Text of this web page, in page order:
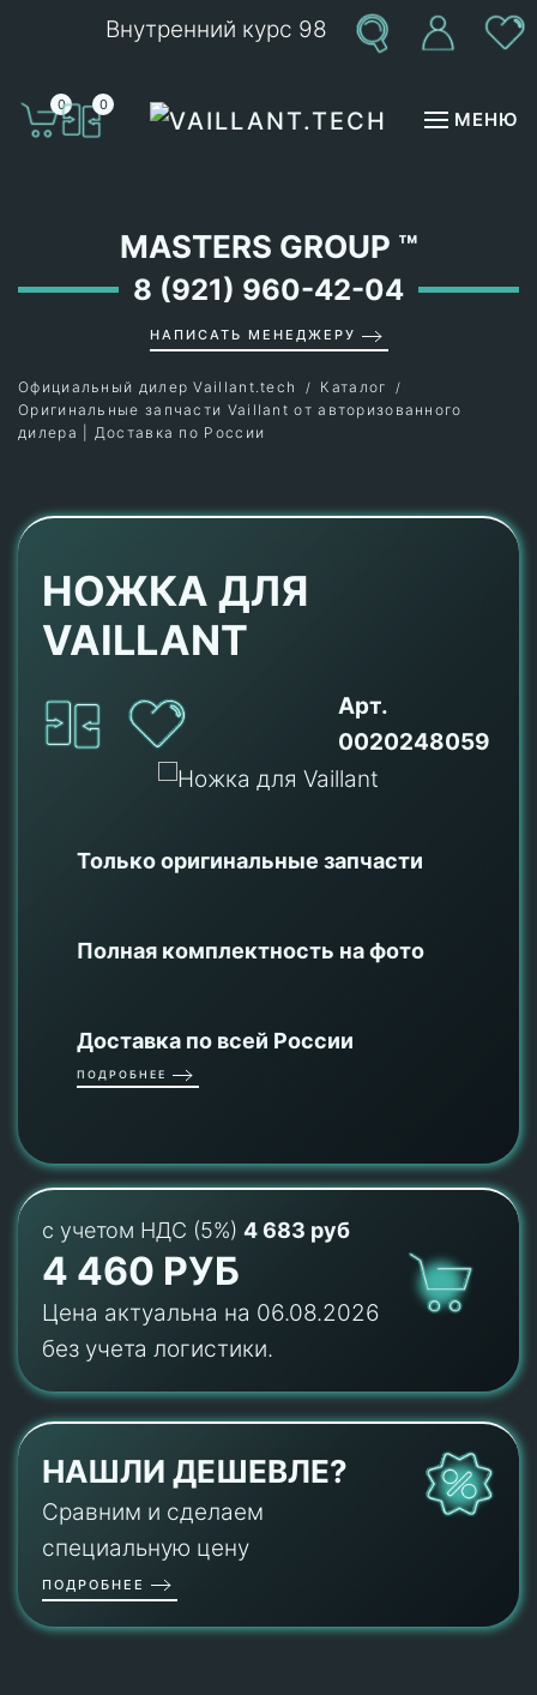
Внутренний курс 98
0 0
МЕНЮ
MASTERS GROUP ™
8 (921) 960-42-04
НАПИСАТЬ МЕНЕДЖЕРУ
Официальный дилер Vaillant.tech
Каталог
Оригинальные запчасти Vaillant от авторизованного
дилера | Доставка по России
НОЖКА ДЛЯ
VAILLANT
Арт.
0020248059
Только оригинальные запчасти
Полная комплектность на фото
Доставка по всей России
ПОДРОБНЕЕ
с учетом НДС (5%) 4 683 руб
4 460 РУБ
Цена актуальна на 06.08.2026
без учета логистики.
НАШЛИ ДЕШЕВЛЕ?
Сравним и сделаем
специальную цену
ПОДРОБНЕЕ